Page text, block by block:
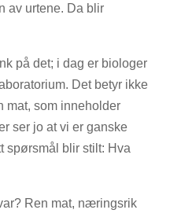
av urtene. Da blir
på det; i dag er biologer
Det betyr ikke
mat, som inneholder
ser jo at vi er ganske
spørsmål blir stilt: Hva
Ren mat, næringsrik